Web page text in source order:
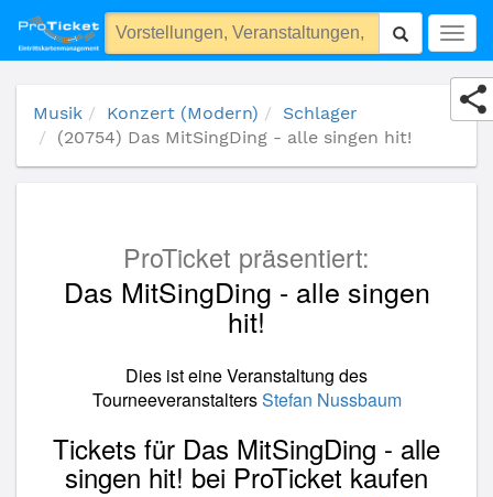
(20754) Das MitSingDing - alle singen hit!
Musik Konzert (Modern)
Schlager
(20754) Das MitSingDing - alle singen hit!
ProTicket präsentiert:
Das MitSingDing - alle singen
hit!
Dies ist eine Veranstaltung des
TourneeveranstaltersStefan Nussbaum
Tickets für Das MitSingDing - alle
singen hit! bei ProTicket kaufen